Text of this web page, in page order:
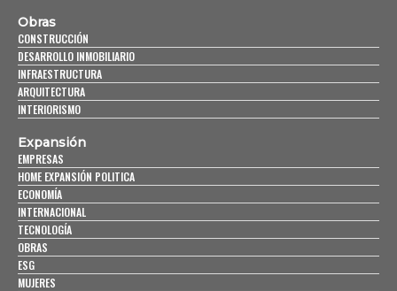
Obras
CONSTRUCCIÓN
DESARROLLO INMOBILIARIO
INFRAESTRUCTURA
ARQUITECTURA
INTERIORISMO
Expansión
EMPRESAS
HOME EXPANSIÓN POLITICA
ECONOMÍA
INTERNACIONAL
TECNOLOGÍA
OBRAS
ESG
MUJERES